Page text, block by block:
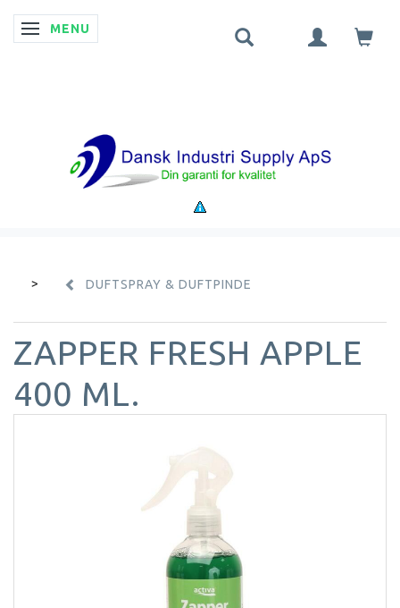
SKIFTE NAVIGATION
MENU
DUFTSPRAY & DUFTPINDE
ZAPPER FRESH APPLE
400 ML.